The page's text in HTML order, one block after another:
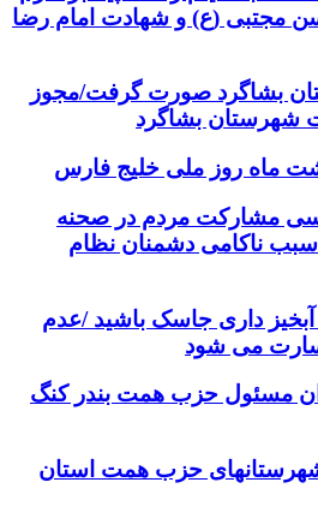
مجتبی (ع) و شهادت امام رضا
بشاگرد صورت گرفت/مجوز
بشاگرد
ماه روز ملی خلیج فارس
مشارکت مردم در صحنه
سبب ناکامی دشمنان نظام
داری جاسک باشید /عدم
می شود
مسئول حزب همت بندر کنگ
شهرستانهای حزب همت استان